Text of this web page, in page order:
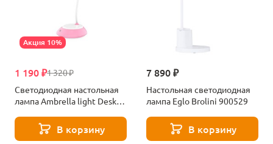
Акция 10%
1 320 ₽
1 190 ₽
Светодиодная настольная
лампа Ambrella light Desk
В корзину
7 890 ₽
Настольная светодиодная
лампа Eglo Brolini 900529
В корзину